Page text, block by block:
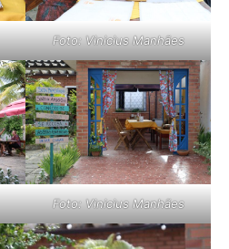
Foto: Vinicius Manhães
Foto: Vinicius Manhães